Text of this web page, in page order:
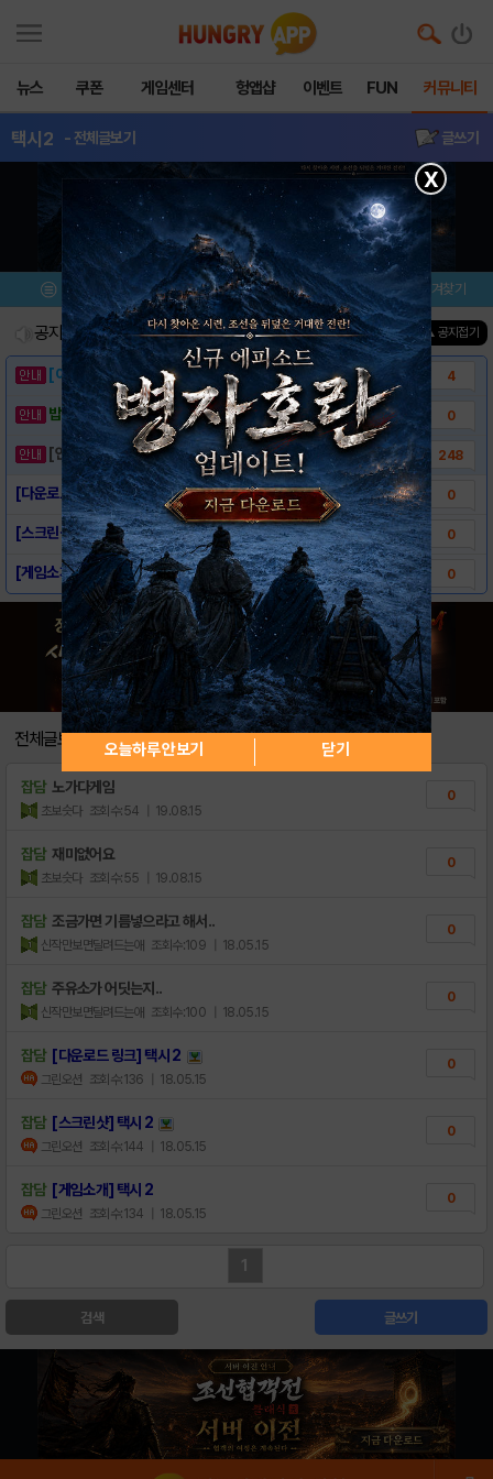
뉴스 쿠폰 게임센터 헝앱샵 이벤트 FUN 커뮤니티
택시2 - 전체글보기 글쓰기
메뉴 이벤트/미션 설치/평가 즐겨찾기
공지사항 진행중인 이벤트0건 ▲ 공지접기
[이벤트] 웃음으로 매일매일 해피! 유머 게시.. 4
밥알이의 헝앱통신 ⑲ “밥알이, 드디어 멀티를.. 0
[안내] 헝그리앱 필수 상식! 밥알 획득 안내.. 248
[다운로드 링크] 택시 2 0
[스크린샷] 택시 2 0
[게임소개] 택시 2 0
전체글보기
잡담 노가다게임
초보슷다 조회수:54 | 19.08.15
0
잡담 재미없어요
초보슷다 조회수:55 | 19.08.15
0
잡담 조금가면 기름넣으라고 해서..
신작만보면달려드는애 조회수:109 | 18.05.15
0
잡담 주유소가 어딧는지..
신작만보면달려드는애 조회수:100 | 18.05.15
0
잡담 [다운로드 링크] 택시 2
그린오션 조회수:136 | 18.05.15
0
잡담 [스크린샷] 택시 2
그린오션 조회수:144 | 18.05.15
0
잡담 [게임소개] 택시 2
그린오션 조회수:134 | 18.05.15
0
1
검색 글쓰기
X
오늘하루 안보기 닫기